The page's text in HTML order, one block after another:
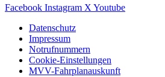
Facebook Instagram X Youtube
Datenschutz
Impressum
Notrufnummern
Cookie-Einstellungen
MVV-Fahrplanauskunft